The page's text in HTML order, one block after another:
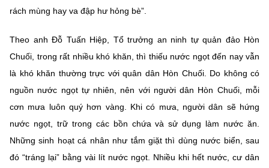
rách mùng hay va đập hư hỏng bè”.
Theo anh Đỗ Tuấn Hiệp, Tổ trưởng an ninh tự quản đảo Hòn
Chuối, trong rất nhiều khó khăn, thì thiếu nước ngọt đến nay vẫn
là khó khăn thường trực với quân dân Hòn Chuối. Do không có
nguồn nước ngọt tự nhiên, nên với người dân Hòn Chuối, mỗi
cơn mưa luôn quý hơn vàng. Khi có mưa, người dân sẽ hứng
nước ngọt, trữ trong các bồn chứa và sử dụng làm nước ăn.
Những sinh hoạt cá nhân như tắm giặt thì dùng nước biển, sau
đó “tráng lại” bằng vài lít nước ngọt. Nhiều khi hết nước, cư dân